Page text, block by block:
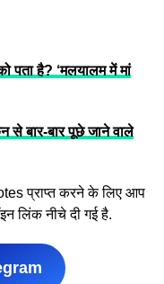
है? ‘मलयालम में मां
से बार-बार पूछे जाने वाले
प्राप्त करने के लिए आप
लिंक नीचे दी गई है.